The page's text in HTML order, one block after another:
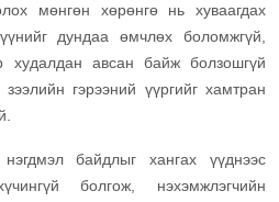
мөнгөн хөрөнгө нь хуваагдах
дундаа өмчлөх боломжгүй,
худалдан авсан байж болзошгүй
гэрээний үүргийг хамтран
байдлыг хангах үүднээс
болгож, нэхэмжлэгчийн